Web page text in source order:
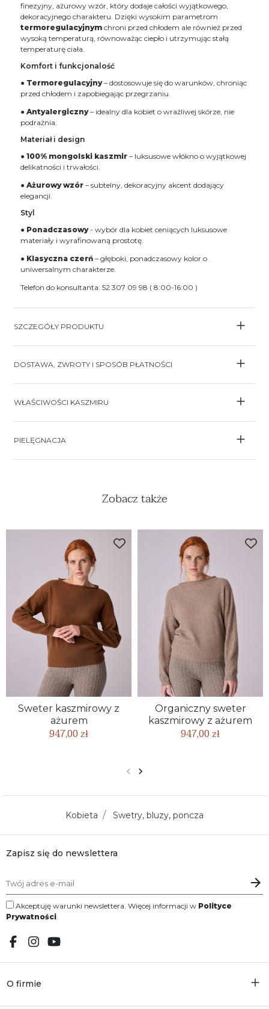
finezyjny, ażurowy wzór, który dodaje całości wyjątkowego,
dekoracyjnego charakteru. Dzięki wysokim parametrom
termoregulacyjnym chroni przed chłodem ale również przed
wysoką temperaturą, równoważąc ciepło i utrzymując stałą
temperaturę ciała.
Komfort i funkcjonalość
● Termoregulacyjny– dostosowuje się do warunków, chroniąc
przed chłodem i zapobiegając przegrzaniu.
● Antyalergiczny– idealny dla kobiet o wrażliwej skórze, nie
podrażnia.
Materiał i design
● 100% mongolski kaszmir – luksusowe włókno o wyjątkowej
delikatności i trwałości.
● Ażurowy wzór – subtelny, dekoracyjny akcent dodający
elegancji.
Styl
● Ponadczasowy- wybór dla kobiet ceniących luksusowe
materiały i wyrafinowaną prostotę.
● Klasyczna czerń – głęboki, ponadczasowy kolor o
uniwersalnym charakterze.
Telefon do konsultanta: 52 307 09 98 ( 8:00-16:00 )
SZCZEGÓŁY PRODUKTU
DOSTAWA, ZWROTY I SPOSÓB PŁATNOŚCI
WŁAŚCIWOŚCI KASZMIRU
PIELĘGNACJA
Zobacz także
Sweter kaszmirowy z
ażurem
947,00 zł
Organiczny sweter
kaszmirowy z ażurem
947,00 zł
Poprzedni
Następny
Kobieta Swetry, bluzy, poncza
Zapisz się do newslettera
Akceptuję warunki newslettera. Więcej informacji w Polityce
Prywatności
O firmie